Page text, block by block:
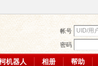
帐号
密码
机器人 相册 帮助